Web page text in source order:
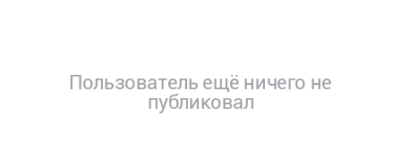
Пользователь ещё ничего не
публиковал